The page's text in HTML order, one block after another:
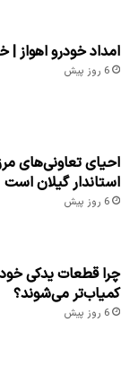
امداد خودرو اهواز |
6 روز پیش
احیای تعاونی‌های
استاندار گیلان است
6 روز پیش
چرا قطعات یدکی
کمیاب‌تر می‌شوند؟
6 روز پیش